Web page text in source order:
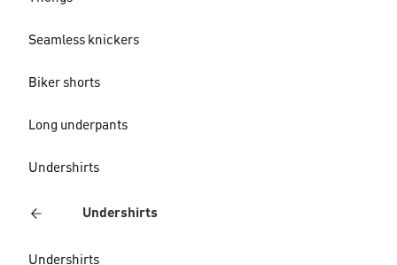
Seamless knickers
Biker shorts
Long underpants
Undershirts
Undershirts
Undershirts